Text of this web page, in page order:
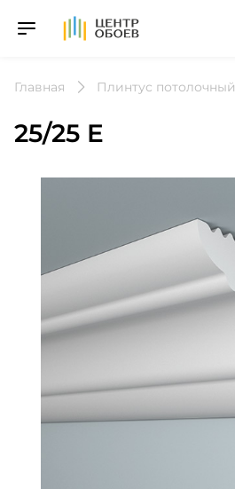
На Главную
Главная Плинтус потолочный
25/25 E